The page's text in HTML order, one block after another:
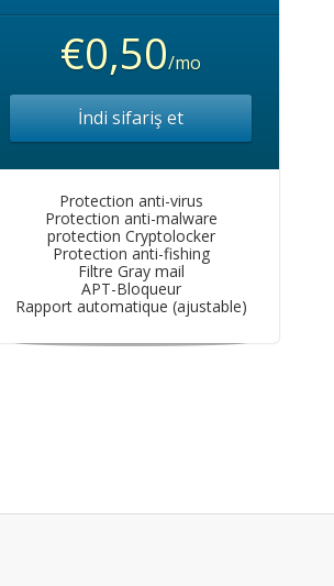
€0,50/mo
İndi sifariş et
Protection anti-virus
Protection anti-malware
protection Cryptolocker
Protection anti-fishing
Filtre Gray mail
APT-Bloqueur
Rapport automatique (ajustable)